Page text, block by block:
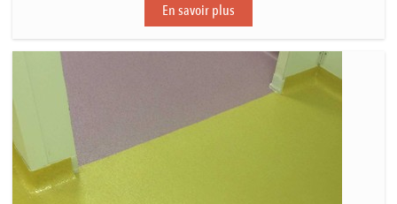
En savoir plus